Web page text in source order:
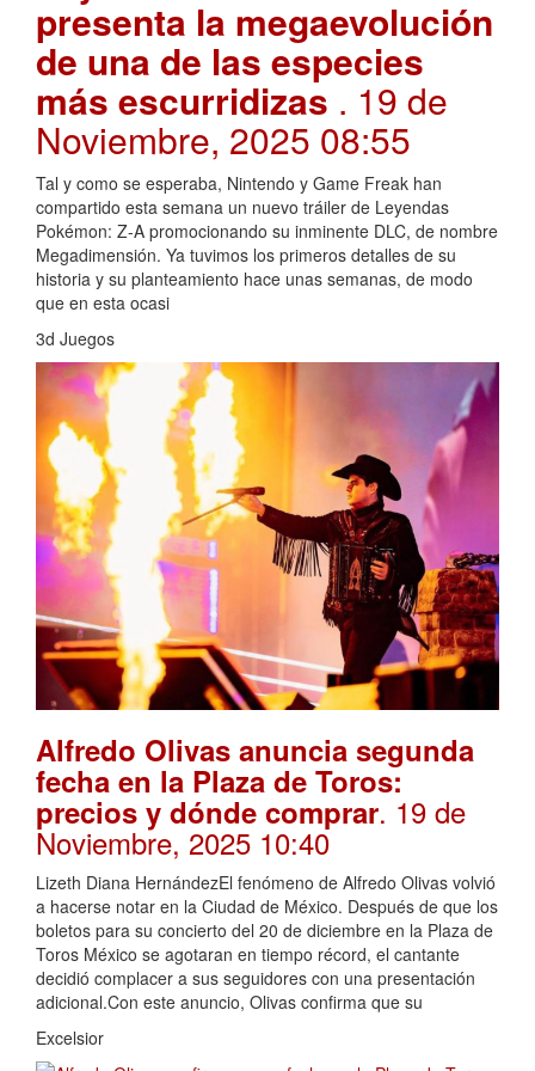
presenta la megaevolución
de una de las especies
más escurridizas . 19 de
Noviembre, 2025 08:55
Tal y como se esperaba, Nintendo y Game Freak han
compartido esta semana un nuevo tráiler de Leyendas
Pokémon: Z-A promocionando su inminente DLC, de nombre
Megadimensión. Ya tuvimos los primeros detalles de su
historia y su planteamiento hace unas semanas, de modo
que en esta ocasi
3d Juegos
Alfredo Olivas anuncia segunda
fecha en la Plaza de Toros:
precios y dónde comprar. 19 de
Noviembre, 2025 10:40
Lizeth Diana HernándezEl fenómeno de Alfredo Olivas volvió
a hacerse notar en la Ciudad de México. Después de que los
boletos para su concierto del 20 de diciembre en la Plaza de
Toros México se agotaran en tiempo récord, el cantante
decidió complacer a sus seguidores con una presentación
adicional.Con este anuncio, Olivas confirma que su
Excelsior